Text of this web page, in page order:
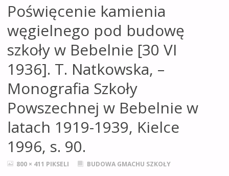
Poświęcenie kamienia
węgielnego pod budowę
szkoły w Bebelnie [30 VI
1936]. T. Natkowska, –
Monografia Szkoły
Powszechnej w Bebelnie w
latach 1919-1939, Kielce
1996, s. 90.
PEŁNY800 × 411 PIKSELI BUDOWA GMACHU SZKOŁY